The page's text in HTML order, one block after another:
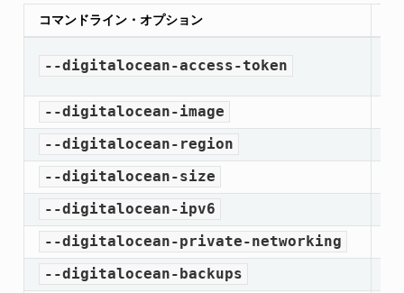
コマンドライン・オプション
--digitalocean-access-token
--digitalocean-image
--digitalocean-region
--digitalocean-size
--digitalocean-ipv6
--digitalocean-private-networking
--digitalocean-backups